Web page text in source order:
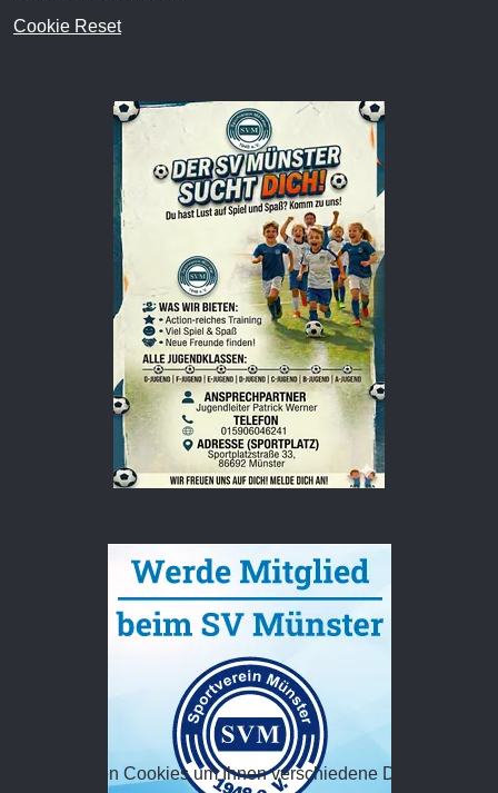
Cookie Reset
Wir verwenden Cookies um Ihnen verschiedene Dienste auf